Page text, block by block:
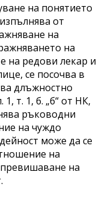
на понятието
от
на
на
на редови лекар и
се посочва в
длъжностно
т. 1, б. „б“ от НК,
ръководни
на чуждо
може да се
на
на